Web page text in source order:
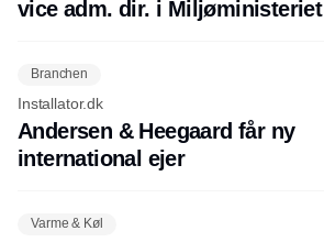
vice adm. dir. i Miljøministeriet
Branchen
Installator.dk
Andersen & Heegaard får ny
international ejer
Varme & Køl